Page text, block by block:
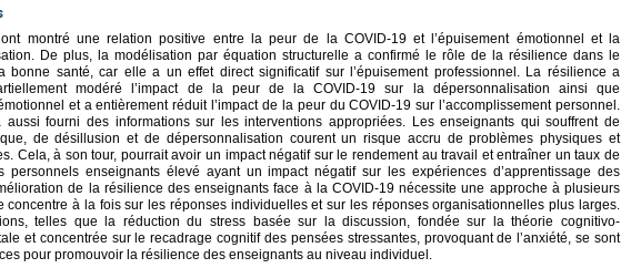
montré une relation positive entre la peur de la COVID-19 et l’épuisement émotionnel et la
De plus, la modélisation par équation structurelle a confirmé le rôle de la résilience dans le
bonne santé, car elle a un effet direct significatif sur l’épuisement professionnel. La résilience a
modéré l’impact de la peur de la COVID-19 sur la dépersonnalisation ainsi que
et a entièrement réduit l’impact de la peur du COVID-19 sur l’accomplissement personnel.
aussi fourni des informations sur les interventions appropriées. Les enseignants qui souffrent de
de désillusion et de dépersonnalisation courent un risque accru de problèmes physiques et
Cela, à son tour, pourrait avoir un impact négatif sur le rendement au travail et entraîner un taux de
personnels enseignants élevé ayant un impact négatif sur les expériences d’apprentissage des
de la résilience des enseignants face à la COVID-19 nécessite une approche à plusieurs
concentre à la fois sur les réponses individuelles et sur les réponses organisationnelles plus larges.
telles que la réduction du stress basée sur la discussion, fondée sur la théorie cognitivo-
et concentrée sur le recadrage cognitif des pensées stressantes, provoquant de l’anxiété, se sont
pour promouvoir la résilience des enseignants au niveau individuel.